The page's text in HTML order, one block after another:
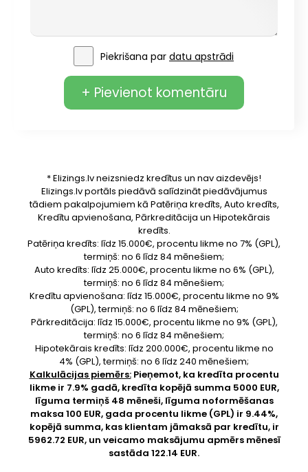
Piekrišana par datu apstrādi
+ Pievienot komentāru
* Elizings.lv neizsniedz kredītus un nav aizdevējs!
Elizings.lv portāls piedāvā salīdzināt piedāvājumus
tādiem pakalpojumiem kā Patēriņa kredīts, Auto kredīts,
Kredītu apvienošana, Pārkreditācija un Hipotekārais
kredīts.
Patēriņa kredīts: līdz 15.000€, procentu likme no 7% (GPL),
termiņš: no 6 līdz 84 mēnešiem;
Auto kredīts: līdz 25.000€, procentu likme no 6% (GPL),
termiņš: no 6 līdz 84 mēnešiem;
Kredītu apvienošana: līdz 15.000€, procentu likme no 9%
(GPL), termiņš: no 6 līdz 84 mēnešiem;
Pārkreditācija: līdz 15.000€, procentu likme no 9% (GPL),
termiņš: no 6 līdz 84 mēnešiem;
Hipotekārais kredīts: līdz 200.000€, procentu likme no
4% (GPL), termiņš: no 6 līdz 240 mēnešiem;
Kalkulācijas piemērs:Pieņemot, ka kredīta procentu
likme ir 7.9% gadā, kredīta kopējā summa 5000 EUR,
līguma termiņš 48 mēneši, līguma noformēšanas
maksa 100 EUR, gada procentu likme (GPL) ir 9.44%,
kopējā summa, kas klientam jāmaksā par kredītu, ir
5962.72 EUR, un veicamo maksājumu apmērs mēnesī
sastāda 122.14 EUR.